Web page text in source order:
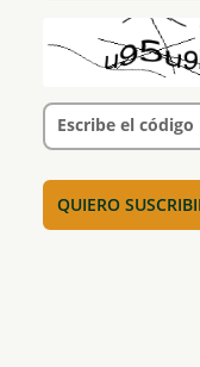
Escribe el código